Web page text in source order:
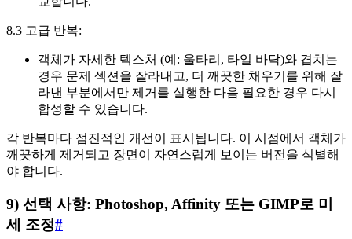
8.3 고급 반복:
객체가 자세한 텍스처 (예: 울타리, 타일 바닥)와 겹치는
경우 문제 섹션을 잘라내고, 더 깨끗한 채우기를 위해 잘
라낸 부분에서만 제거를 실행한 다음 필요한 경우 다시
합성할 수 있습니다.
각 반복마다 점진적인 개선이 표시됩니다. 이 시점에서 객체가
깨끗하게 제거되고 장면이 자연스럽게 보이는 버전을 식별해
야 합니다.
9) 선택 사항: Photoshop, Affinity 또는 GIMP로 미
세 조정#